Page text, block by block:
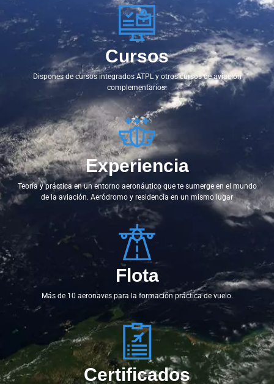
Cursos
Dispones de cursos integrados ATPL y otros cursos de aviación
complementarios.
Experiencia
Teoría y práctica en un entorno aeronáutico que te sumerge en el mundo
de la aviación. Aeródromo y residencia en un mismo lugar
Flota
Más de 10 aeronaves para la formación práctica de vuelo.
Certificados